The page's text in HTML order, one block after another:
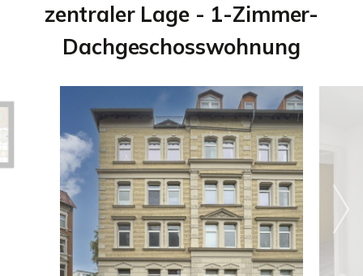
zentraler Lage - 1-Zimmer-
Dachgeschosswohnung